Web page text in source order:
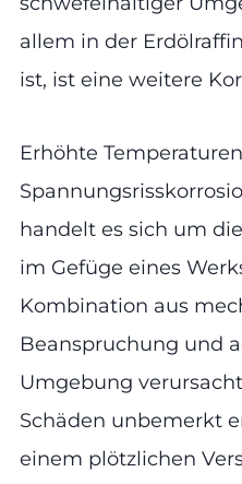
allem in der
ist, ist eine weitere
Erhöhte
handelt es sich um
im Gefüge eines
Kombination aus
Beanspruchung und
Umgebung
Schäden unbemerkt
einem plötzlichen